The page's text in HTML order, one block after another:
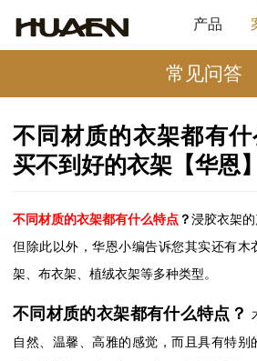
产品
常见问答
不同材质的衣架都有
买不到好的衣架【华恩】
不同材质的衣架都有什么特点 ？ 浸胶衣架的
但除此以外， 华恩小编告诉您其实还有木
架、布衣架、植绒衣架等多种类型。
不同材质的衣架都有什么特点 ？
自然、温馨、高雅的感觉，而且具有特别